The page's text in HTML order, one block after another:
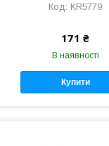
KR5779
171 ₴
В наявності
Купити